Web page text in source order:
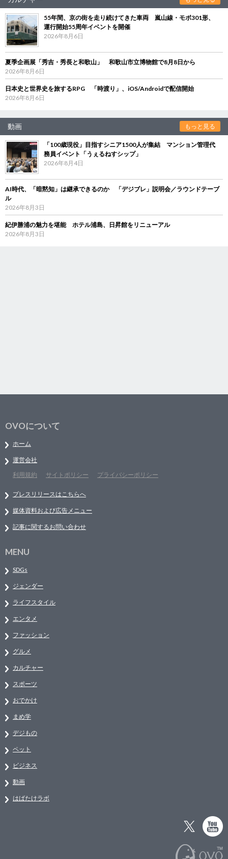
55年間、京の街を走り続けてきた車両 嵐山線・モボ301形、
運行開始55周年イベントを開催
2026年8月6日
夏季企画展「秀吉・秀長と和歌山」 和歌山市立博物館で8月8日から
2026年8月6日
日本史と世界史を旅するRPG 「時渡り」、iOS/Androidで配信開始
2026年8月6日
動画 もっと見る
「100歳現役」目指すシニア1500人が集結 マンション管理代
務員イベント「うぇるねすシップ」
2026年8月4日
AI時代、「暗黙知」は継承できるのか 「デジブレ」説明会／ラウンドテーブ
ル
2026年8月3日
紀伊勝浦の魅力を堪能 ホテル浦島、日昇館をリニューアル
2026年8月3日
OVOについて
ホーム
運営会社
利用規約
サイトポリシー プライバシーポリシー
プレスリリースはこちらへ
媒体資料および広告メニュー
記事に関するお問い合わせ
MENU
SDGs
ジェンダー
ライフスタイル
エンタメ
ファッション
グルメ
カルチャー
スポーツ
おでかけ
まめ学
デジもの
ペット
ビジネス
動画
はばたけラボ